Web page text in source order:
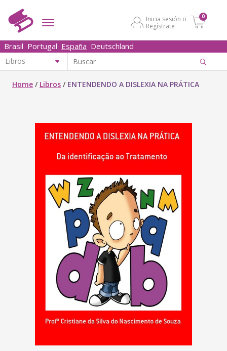
Inicia sesión o
Regístrate
0
Brasil Portugal España Deutschland
Home / Libros / ENTENDENDO A DISLEXIA NA PRÁTICA